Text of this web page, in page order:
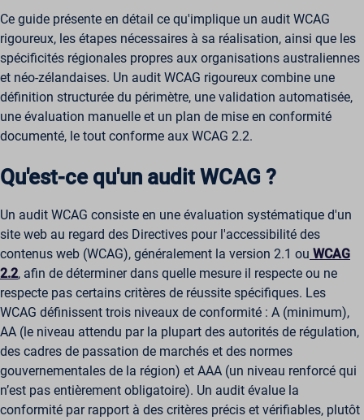
Ce guide présente en détail ce qu'implique un audit WCAG
rigoureux, les étapes nécessaires à sa réalisation, ainsi que les
spécificités régionales propres aux organisations australiennes
et néo-zélandaises. Un audit WCAG rigoureux combine une
définition structurée du périmètre, une validation automatisée,
une évaluation manuelle et un plan de mise en conformité
documenté, le tout conforme aux WCAG 2.2.
Qu'est-ce qu'un audit WCAG ?
Un audit WCAG consiste en une évaluation systématique d'un
site web au regard des Directives pour l'accessibilité des
contenus web (WCAG), généralement la version 2.1 ou WCAG
2.2, afin de déterminer dans quelle mesure il respecte ou ne
respecte pas certains critères de réussite spécifiques. Les
WCAG définissent trois niveaux de conformité : A (minimum),
AA (le niveau attendu par la plupart des autorités de régulation,
des cadres de passation de marchés et des normes
gouvernementales de la région) et AAA (un niveau renforcé qui
n’est pas entièrement obligatoire). Un audit évalue la
conformité par rapport à des critères précis et vérifiables, plutôt